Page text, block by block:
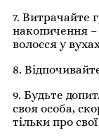
7. Витрачайте
накопичення –
волосся у
8.
9. Будьте
своя особа,
тільки про